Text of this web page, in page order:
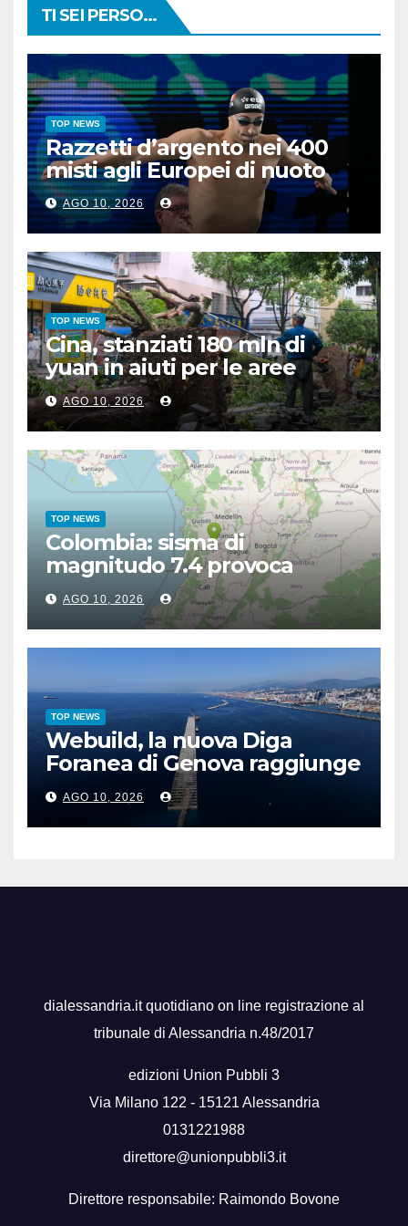
TI SEI PERSO...
TOP NEWS
Razzetti d’argento nei 400
misti agli Europei di nuoto
AGO 10, 2026
TOP NEWS
Cina, stanziati 180 mln di
yuan in aiuti per le aree
colpite da tifone e siccità
AGO 10, 2026
TOP NEWS
Colombia: sisma di
magnitudo 7.4 provoca
vittime e feriti, epicentro a
Chocò
AGO 10, 2026
TOP NEWS
Webuild, la nuova Diga
Foranea di Genova raggiunge
1,5 chilometri di lunghezza
AGO 10, 2026
dialessandria.it quotidiano on line registrazione al
tribunale di Alessandria n.48/2017
edizioni Union Pubbli 3
Via Milano 122 - 15121 Alessandria
0131221988
direttore@unionpubbli3.it
Direttore responsabile: Raimondo Bovone